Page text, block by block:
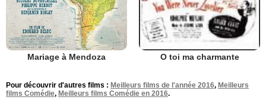
Mariage à Mendoza O toi ma charmante
Pour découvrir d'autres films : Meilleurs films de l'année 2016, Meilleurs
films Comédie, Meilleurs films Comédie en 2016.